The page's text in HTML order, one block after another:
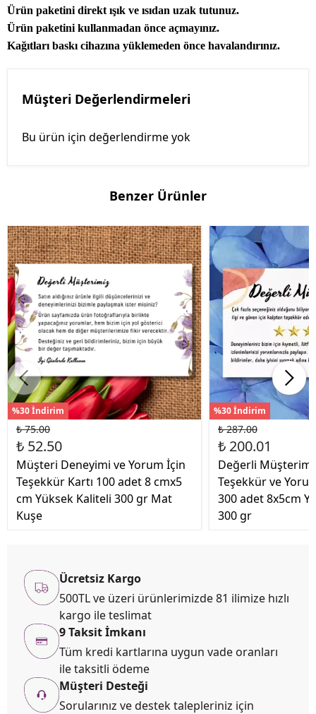
Ürün paketini direkt ışık ve ısıdan uzak tutunuz.
Ürün paketini kullanmadan önce açmayınız.
Kağıtları baskı cihazına yüklemeden önce havalandırınız.
Müşteri Değerlendirmeleri
Bu ürün için değerlendirme yok
Benzer Ürünler
%30 İndirim
₺ 75.00
₺ 52.50
Müşteri Deneyimi ve Yorum İçin
Teşekkür Kartı 100 adet 8 cmx5
cm Yüksek Kaliteli 300 gr Mat
Kuşe
%30 İndirim
₺ 287.00
₺ 200.01
Değerli
Teşekkür ve
300 adet 8x5cm
300 gr
Ücretsiz Kargo
500TL ve üzeri ürünlerimizde 81 ilimize hızlı
kargo ile teslimat
9 Taksit İmkanı
Tüm kredi kartlarına uygun vade oranları
ile taksitli ödeme
Müşteri Desteği
Sorularınız ve destek talepleriniz için